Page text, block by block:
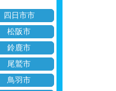
四日市市
松阪市
鈴鹿市
尾鷲市
鳥羽市